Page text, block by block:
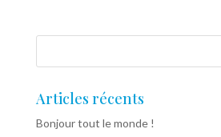
Articles récents
Bonjour tout le monde !